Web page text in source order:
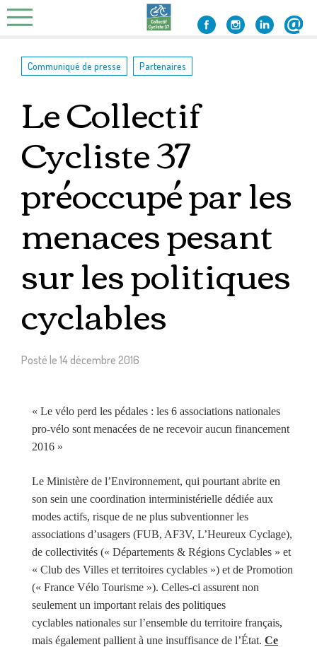
Skip
to
Communiqué de presse Partenaires
Le Collectif
Cycliste 37
préoccupé par les
menaces pesant
sur les politiques
cyclables
Posté le 14 décembre 2016
« Le vélo perd les pédales : les 6 associations nationales
pro-vélo sont menacées de ne recevoir aucun financement
2016 »
Le Ministère de l’Environnement, qui pourtant abrite en
son sein une coordination interministérielle dédiée aux
modes actifs, risque de ne plus subventionner les
associations d’usagers (FUB, AF3V, L’Heureux Cyclage),
de collectivités (« Départements & Régions Cyclables » et
« Club des Villes et territoires cyclables ») et de Promotion
(« France Vélo Tourisme »). Celles-ci assurent non
seulement un important relais des politiques
cyclables nationales sur l’ensemble du territoire français,
mais également pallient à une insuffisance de l’État. Ce